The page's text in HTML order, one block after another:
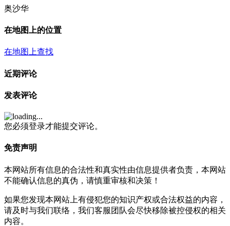
奥沙华
在地图上的位置
在地图上查找
近期评论
发表评论
您必须登录才能提交评论。
免责声明
本网站所有信息的合法性和真实性由信息提供者负责，本网站
不能确认信息的真伪，请慎重审核和决策！
如果您发现本网站上有侵犯您的知识产权或合法权益的内容，
请及时与我们联络，我们客服团队会尽快移除被控侵权的相关
内容。